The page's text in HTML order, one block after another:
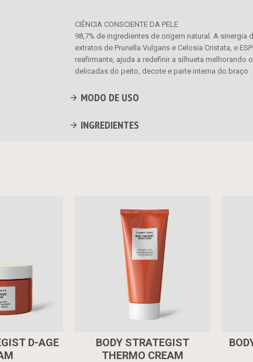
CIÊNCIA CONSCIENTE DA PELE
98,7% de ingredientes de origem natural. A sinergia
extratos de Prunella Vulgaris e Celosia Cristata, e
reafirmante, ajuda a redefinir a silhueta melhorando
delicadas do peito, decote e parte interna do braço .
MODO DE USO
INGREDIENTES
D-AGE
BODY STRATEGIST
THERMO CREAM